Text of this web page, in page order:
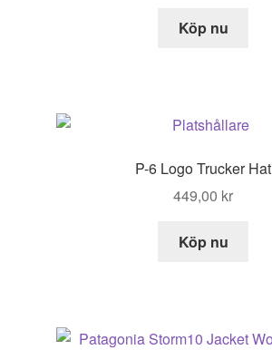
Köp nu
P-6 Logo Trucker Hat
449,00 kr
Köp nu